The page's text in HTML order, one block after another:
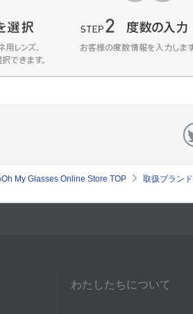
My Glasses Online Store TOP 取扱ブランド
わたしたちについて